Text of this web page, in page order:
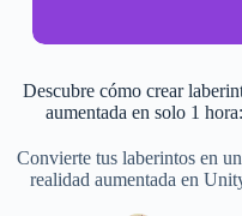
Descubre cómo crear
aumentada en solo 1
Convierte tus laberintos en
realidad aumentada en